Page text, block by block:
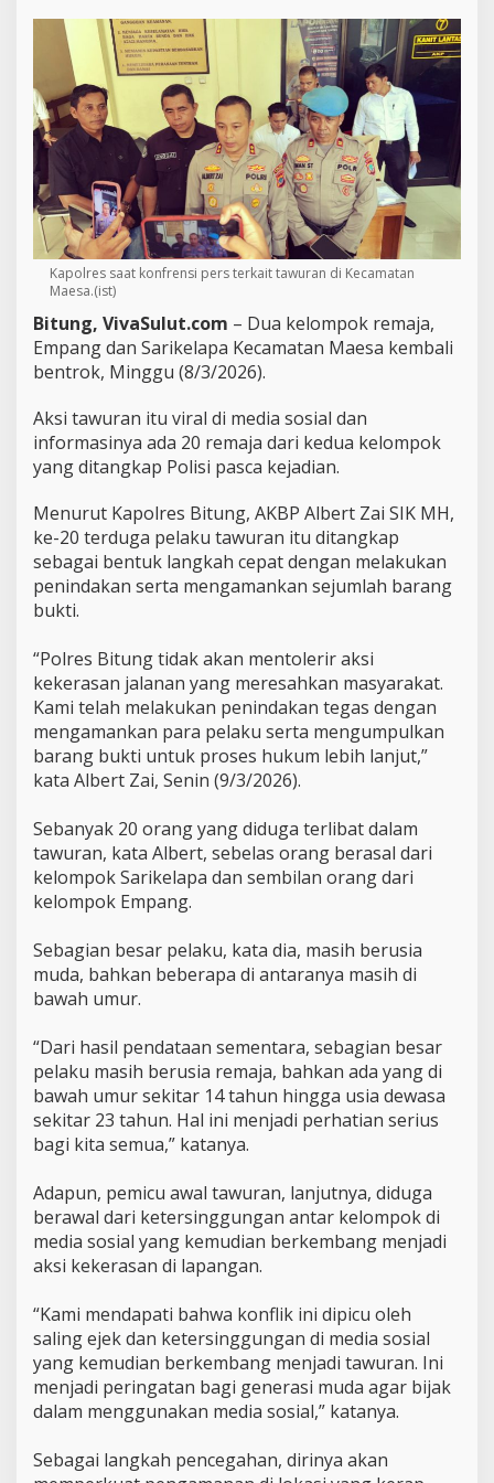
u
n
g
,
P
o
i
T
a
n
g
a
p
P
u
u
h
a
n
e
r
d
g
e
a
k
u
Kapolres saat konfrensi pers terkait tawuran di Kecamatan
Maesa.(ist)
Bitung, VivaSulut.com – Dua kelompok remaja,
Empang dan Sarikelapa Kecamatan Maesa kembali
bentrok, Minggu (8/3/2026).
Aksi tawuran itu viral di media sosial dan
informasinya ada 20 remaja dari kedua kelompok
yang ditangkap Polisi pasca kejadian.
Menurut Kapolres Bitung, AKBP Albert Zai SIK MH,
ke-20 terduga pelaku tawuran itu ditangkap
sebagai bentuk langkah cepat dengan melakukan
penindakan serta mengamankan sejumlah barang
bukti.
‎“Polres Bitung tidak akan mentolerir aksi
kekerasan jalanan yang meresahkan masyarakat.
Kami telah melakukan penindakan tegas dengan
mengamankan para pelaku serta mengumpulkan
barang bukti untuk proses hukum lebih lanjut,”
kata Albert Zai, Senin (9/3/2026).
‎Sebanyak 20 orang yang diduga terlibat dalam
tawuran, kata Albert, sebelas orang berasal dari
kelompok Sarikelapa dan sembilan orang dari
kelompok Empang.
‎Sebagian besar pelaku, kata dia, masih berusia
muda, bahkan beberapa di antaranya masih di
bawah umur.
‎“Dari hasil pendataan sementara, sebagian besar
pelaku masih berusia remaja, bahkan ada yang di
bawah umur sekitar 14 tahun hingga usia dewasa
sekitar 23 tahun. Hal ini menjadi perhatian serius
bagi kita semua,” katanya.
‎Adapun, pemicu awal tawuran, lanjutnya, diduga
berawal dari ketersinggungan antar kelompok di
media sosial yang kemudian berkembang menjadi
aksi kekerasan di lapangan.
‎“Kami mendapati bahwa konflik ini dipicu oleh
saling ejek dan ketersinggungan di media sosial
yang kemudian berkembang menjadi tawuran. Ini
menjadi peringatan bagi generasi muda agar bijak
dalam menggunakan media sosial,” katanya.
‎Sebagai langkah pencegahan, dirinya akan